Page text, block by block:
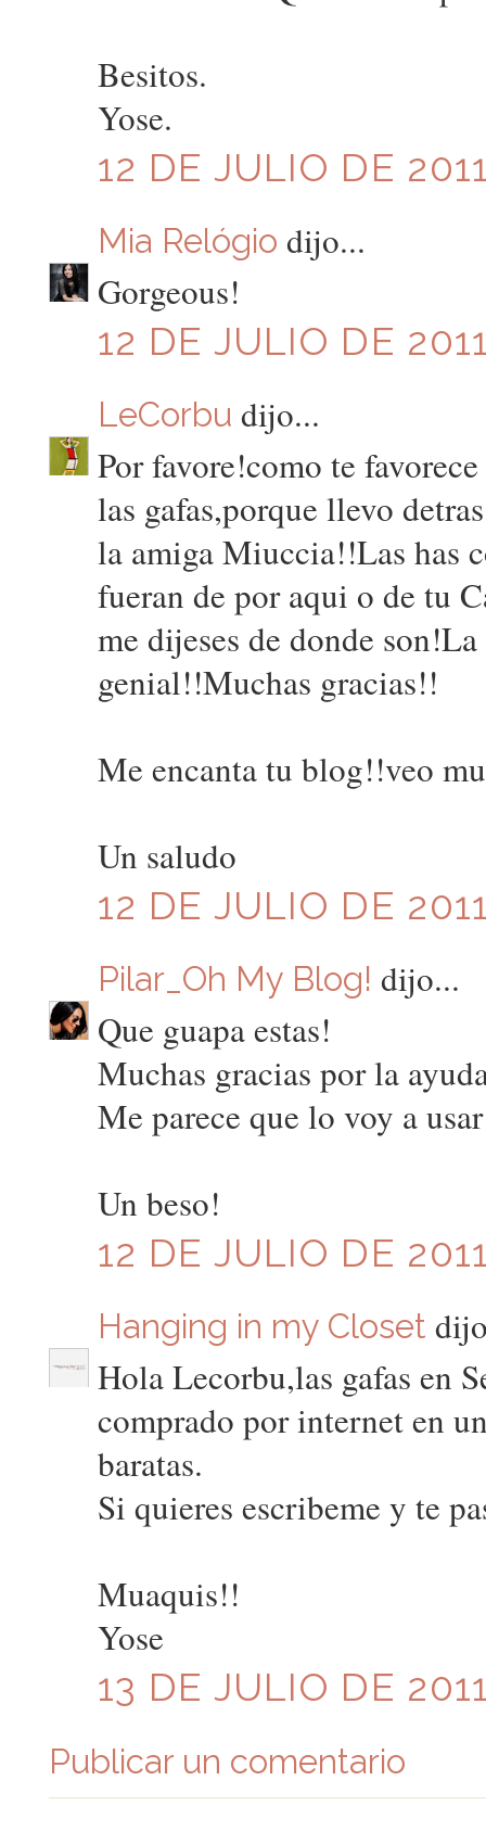
Besitos.
Yose.
12 DE JULIO DE
Mia Relógio dijo...
Gorgeous!
12 DE JULIO DE
LeCorbu dijo...
Por favore!como te
las gafas,porque llevo
la amiga Miuccia!!Las has
fueran de por aqui o de tu
me dijeses de donde
genial!!Muchas gracias!!
Me encanta tu blog!!veo
Un saludo
12 DE JULIO DE
Pilar_Oh My Blog! dijo...
Que guapa estas!
Muchas gracias por la
Me parece que lo voy a
Un beso!
12 DE JULIO DE
Hanging in my Closet
Hola Lecorbu,las gafas en
comprado por internet en
baratas.
Si quieres escribeme y te
Muaquis!!
Yose
13 DE JULIO DE
Publicar un comentario